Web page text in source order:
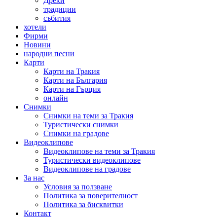
традиции
събития
хотели
Фирми
Новини
народни песни
Карти
Карти на Тракия
Карти на България
Карти на Гърция
онлайн
Снимки
Снимки на теми за Тракия
Туристически снимки
Снимки на градове
Видеоклипове
Видеоклипове на теми за Тракия
Туристически видеоклипове
Видеоклипове на градове
За нас
Условия за ползване
Политика за поверителност
Политика за бисквитки
Контакт